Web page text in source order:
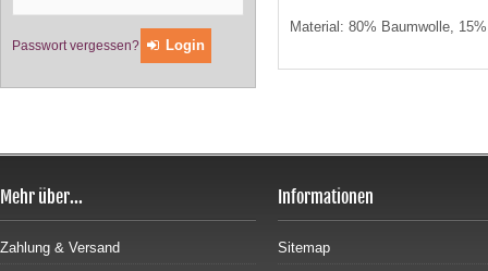
Passwort vergessen? Login
Material: 80% Baumwolle,
Mehr über...
Zahlung & Versand
Informationen
Sitemap